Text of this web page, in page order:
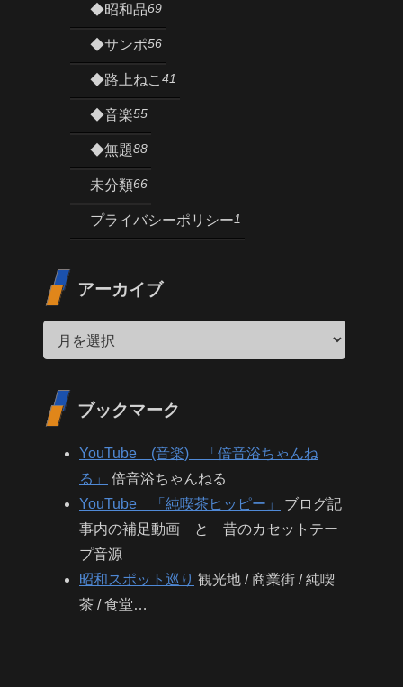
◆昭和品69
◆サンポ56
◆路上ねこ 41
◆音楽55
◆無題88
未分類66
プライバシーポリシー1
アーカイブ
ブックマーク
YouTube (音楽) 「倍音浴ちゃんね
る」
倍音浴ちゃんねる
YouTube 「純喫茶ヒッピー」
ブログ記
事内の補足動画 と 昔のカセットテー
プ音源
昭和スポット巡り 観光地 / 商業街 / 純喫
茶 / 食堂…